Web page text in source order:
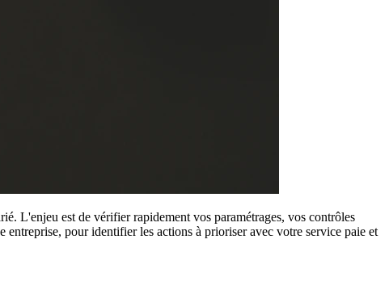
L'enjeu est de vérifier rapidement vos paramétrages, vos contrôles
pour identifier les actions à prioriser avec votre service paie et